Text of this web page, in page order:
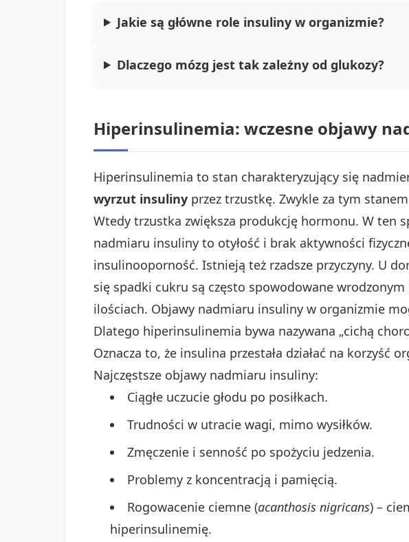
Jakie są główne role insuliny w organizmie?
Dlaczego mózg jest tak zależny od glukozy?
Hiperinsulinemia: wczesne objawy
Hiperinsulinemia to stan charakteryzujący się
wyrzut insuliny przez trzustkę. Zwykle za tym
Wtedy trzustka zwiększa produkcję hormonu. W ten
nadmiaru insuliny to otyłość i brak aktywności
insulinooporność. Istnieją też rzadsze przyczyny. U
się spadki cukru są często spowodowane
ilościach. Objawy nadmiaru insuliny w organizmie
Dlatego hiperinsulinemia bywa nazywana „cichą
Oznacza to, że insulina przestała działać na korzyść
Najczęstsze objawy nadmiaru insuliny:
Ciągłe uczucie głodu po posiłkach.
Trudności w utracie wagi, mimo wysiłków.
Zmęczenie i senność po spożyciu jedzenia.
Problemy z koncentracją i pamięcią.
Rogowacenie ciemne (acanthosis nigricans) –
hiperinsulinemię.